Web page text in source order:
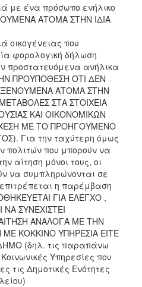
με ένα πρόσωπο ενήλικο
ΑΤΟΜΑ ΣΤΗΝ ΙΔΙΑ
οικογένειας που
φορολογική δήλωση
προστατευόμενα ανήλικα
ΠΡΟΥΠΟΘΕΣΗ ΟΤΙ ΔΕΝ
ΑΤΟΜΑ ΣΤΗΝ
ΜΕΤΑΒΟΛΕΣ ΣΤΑ ΣΤΟΙΧΕΙΑ
ΚΑΙ ΟΙΚΟΝΟΜΙΚΩΝ
ΜΕ ΤΟ ΠΡΟΗΓΟΥΜΕΝΟ
Για την ταχύτερη όμως
πολιτών που μπορούν να
αίτηση μόνοι τους, οι
να συμπληρώνονται σε
η παρέμβαση
ΓΙΑ ΕΛΕΓΧΟ ,
ΣΥΝΕΧΙΣΤΕΙ
ΑΝΑΛΟΓΑ ΜΕ ΤΗΝ
ΚΟΚΚΙΝΟ ΥΠΗΡΕΣΙΑ ΕΙΤΕ
(δηλ. τις παραπάνω
Υπηρεσίες που
τις Δημοτικές Ενότητες